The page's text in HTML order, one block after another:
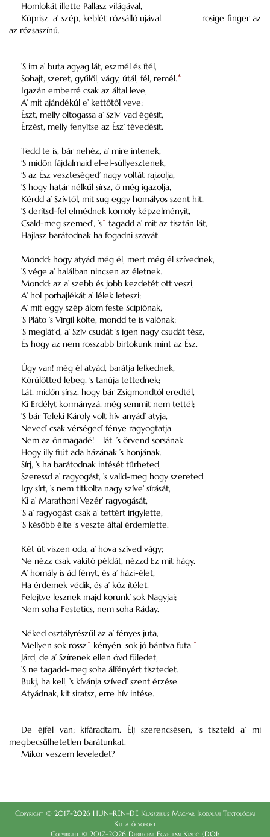
Homlokát illette Pallasz világával,
Küprisz, a’ szép, keblét rózsálló ujával.
rosige finger az
az rózsaszínű.
’S im a’ buta agyag lát, eszmél és ítél,
Sohajt, szeret, gyűlől, vágy, útál, fél, remél.*
Igazán emberré csak az által leve,
A’ mit ajándékúl e’ kettőtől veve:
Észt, melly oltogassa a’ Szív’ vad égésit,
Érzést, melly fenyítse az Ész’ tévedésit.
Tedd te is, bár nehéz, a’ mire intenek,
’S midőn fájdalmaid el-el-süllyesztenek,
’S az Ész veszteséged’ nagy voltát rajzolja,
’S hogy határ nélkűl sírsz, ő még igazolja,
Kérdd a’ Szívtől, mit sug eggy homályos szent hit,
’S derítsd-fel elmédnek komoly képzelményit,
Csald-meg szemed’, ’s* tagadd a’ mit az tisztán lát,
Hajlasz barátodnak ha fogadni szavát.
Mondd: hogy atyád még él, mert még él szívednek,
’S vége a’ halálban nincsen az életnek.
Mondd: az a’ szebb és jobb kezdetét ott veszi,
A’ hol porhajlékát a’ lélek leteszi;
A’ mit eggy szép álom feste Scipiónak,
’S Pláto ’s Virgíl költe, mondd te is valónak;
’S meglát’d, a’ Szív csudát ’s igen nagy csudát tész,
És hogy az nem rosszabb birtokunk mint az Ész.
Úgy van! még él atyád, barátja lelkednek,
Körülötted lebeg, ’s tanúja tettednek;
Lát, midőn sírsz, hogy bár Zsigmondtól eredtél,
Ki Erdélyt kormányzá, még semmit nem tettél;
’S bár Teleki Károly volt hív anyád’ atyja,
Neved’ csak vérséged’ fénye ragyogtatja,
Nem az önmagadé! – lát, ’s örvend sorsának,
Hogy illy fiút ada házának ’s honjának.
Sírj, ’s ha barátodnak intését tűrheted,
Szeressd a’ ragyogást, ’s valld-meg hogy szereted.
Igy sírt, ’s nem titkolta nagy szíve’ sírását,
Ki a’ Marathoni Vezér’ ragyogását,
’S a’ ragyogást csak a’ tettért irígylette,
’S később élte ’s veszte által érdemlette.
Két út viszen oda, a’ hova szíved vágy;
Ne nézz csak vakító példát, nézzd Ez mit hágy.
A’ homály is ád fényt, és a’ házi-élet,
Ha érdemek védik, és a’ köz ítélet.
Felejtve lesznek majd korunk’ sok Nagyjai;
Nem soha Festetics, nem soha Ráday.
Néked osztályrészűl az a’ fényes juta,
Mellyen sok rossz* kényén, sok jó bántva futa.*
Járd, de a’ Szírenek ellen óvd füledet,
’S ne tagadd-meg soha álfényért tisztedet.
Bukj, ha kell, ’s kívánja szíved’ szent érzése.
Atyádnak, kit siratsz, erre hív intése.
De éjfél van; kifáradtam. Élj szerencsésen, ’s tiszteld a’ mi
megbecsűlhetetlen barátunkat.
Mikor veszem leveledet?
Copyright © 2017-2026 HUN–REN–DE Klasszikus Magyar Irodalmi Textológiai
Kutatócsoport
Copyright © 2017-2026 Debreceni Egyetemi Kiadó (DOI: